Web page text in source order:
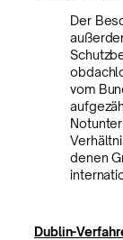
Der
vom
denen
Dublin-